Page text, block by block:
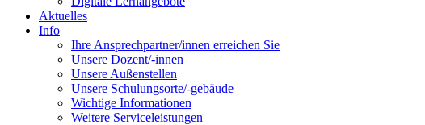
Aktuelles
Info
Ihre Ansprechpartner/innen erreichen Sie
Unsere Dozent/-innen
Unsere Außenstellen
Unsere Schulungsorte/-gebäude
Wichtige Informationen
Weitere Serviceleistungen